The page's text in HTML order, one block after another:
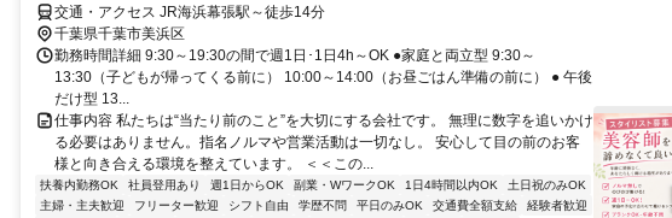
交通・アクセス JR海浜幕張駅～徒歩14分
千葉県千葉市美浜区
勤務時間詳細 9:30～19:30の間で週1日･1日4h～OK ●家庭と両立型 9:30～
13:30（子どもが帰ってくる前に） 10:00～14:00（お昼ごはん準備の前に） ● 午後
だけ型 13...
仕事内容 私たちは“当たり前のこと”を大切にする会社です。 無理に数字を追いかけ
る必要はありません。指名ノルマや営業活動は一切なし。 安心して目の前のお客
様と向き合える環境を整えています。 ＜＜この...
扶養内勤務OK 社員登用あり 週1日からOK 副業・WワークOK 1日4時間以内OK
土日祝のみOK
主婦・主夫歓迎
フリーター歓迎 シフト自由 学歴不問 平日のみOK 交通費全額支給
経験者歓迎